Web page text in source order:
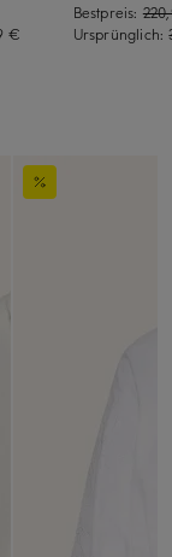
€
Bestpreis:
Ursprünglich: